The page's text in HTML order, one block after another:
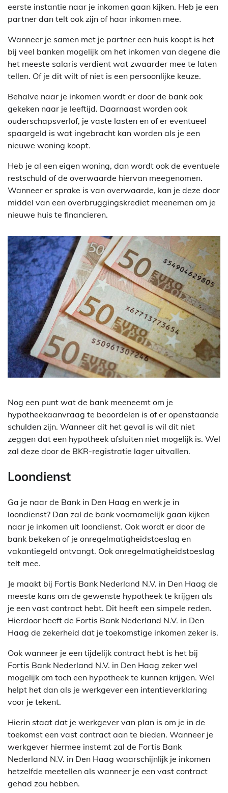
eerste instantie naar je inkomen gaan kijken. Heb je een
partner dan telt ook zijn of haar inkomen mee.
Wanneer je samen met je partner een huis koopt is het
bij veel banken mogelijk om het inkomen van degene die
het meeste salaris verdient wat zwaarder mee te laten
tellen. Of je dit wilt of niet is een persoonlijke keuze.
Behalve naar je inkomen wordt er door de bank ook
gekeken naar je leeftijd. Daarnaast worden ook
ouderschapsverlof, je vaste lasten en of er eventueel
spaargeld is wat ingebracht kan worden als je een
nieuwe woning koopt.
Heb je al een eigen woning, dan wordt ook de eventuele
restschuld of de overwaarde hiervan meegenomen.
Wanneer er sprake is van overwaarde, kan je deze door
middel van een overbruggingskrediet meenemen om je
nieuwe huis te financieren.
Nog een punt wat de bank meeneemt om je
hypotheekaanvraag te beoordelen is of er openstaande
schulden zijn. Wanneer dit het geval is wil dit niet
zeggen dat een hypotheek afsluiten niet mogelijk is. Wel
zal deze door de BKR-registratie lager uitvallen.
Loondienst
Ga je naar de Bank in Den Haag en werk je in
loondienst? Dan zal de bank voornamelijk gaan kijken
naar je inkomen uit loondienst. Ook wordt er door de
bank bekeken of je onregelmatigheidstoeslag en
vakantiegeld ontvangt. Ook onregelmatigheidstoeslag
telt mee.
Je maakt bij Fortis Bank Nederland N.V. in Den Haag de
meeste kans om de gewenste hypotheek te krijgen als
je een vast contract hebt. Dit heeft een simpele reden.
Hierdoor heeft de Fortis Bank Nederland N.V. in Den
Haag de zekerheid dat je toekomstige inkomen zeker is.
Ook wanneer je een tijdelijk contract hebt is het bij
Fortis Bank Nederland N.V. in Den Haag zeker wel
mogelijk om toch een hypotheek te kunnen krijgen. Wel
helpt het dan als je werkgever een intentieverklaring
voor je tekent.
Hierin staat dat je werkgever van plan is om je in de
toekomst een vast contract aan te bieden. Wanneer je
werkgever hiermee instemt zal de Fortis Bank
Nederland N.V. in Den Haag waarschijnlijk je inkomen
hetzelfde meetellen als wanneer je een vast contract
gehad zou hebben.